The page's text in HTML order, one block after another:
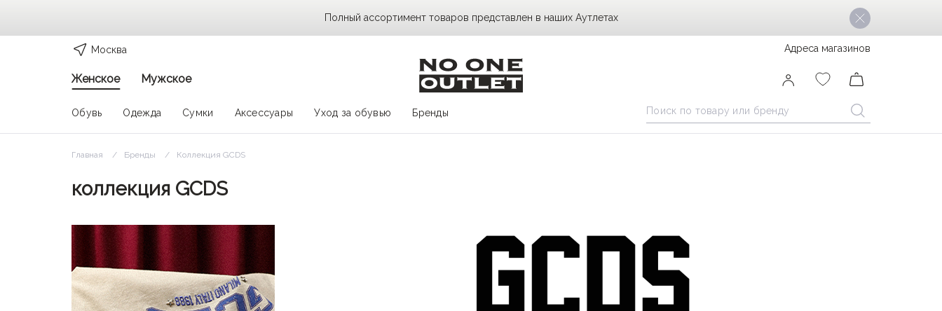
Главная Бренды Коллекция GCDS
коллекция GCDS
Полный ассортимент товаров представлен в наших Аутлетах
Москва Адреса магазинов
Женское Мужское
Обувь Одежда Сумки Аксессуары Уход за обувью Бренды